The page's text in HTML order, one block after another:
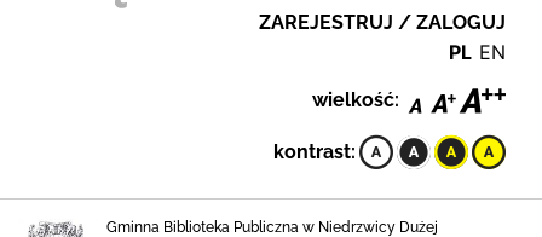
ZAREJESTRUJ / ZALOGUJ
PL EN
wielkość:
kontrast:
Gminna Biblioteka Publiczna w Niedrzwicy Dużej